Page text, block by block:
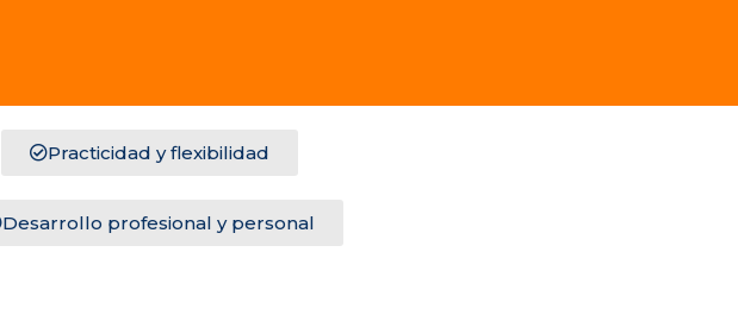
Practicidad y flexibilidad
Desarrollo profesional y personal